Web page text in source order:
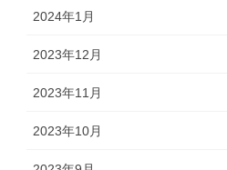
2024年1月
2023年12月
2023年11月
2023年10月